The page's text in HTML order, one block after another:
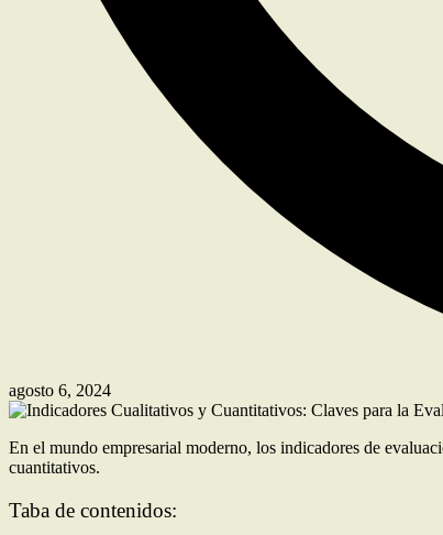
agosto 6, 2024
En el mundo empresarial moderno, los indicadores de
cuantitativos.
Taba de contenidos: